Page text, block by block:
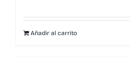
Añadir al carrito